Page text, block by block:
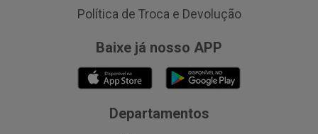
Política de Troca e Devolução
Baixe já nosso APP
Departamentos